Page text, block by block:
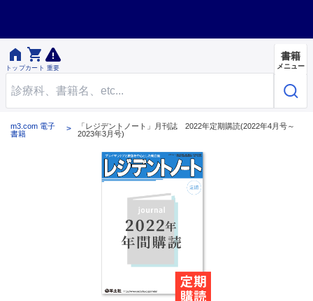

トップ

カート 重要
書籍
メニュー
m3.com 電子
書籍
「レジデントノート」月刊誌 2022年定期購読(2022年4月号～
2023年3月号)